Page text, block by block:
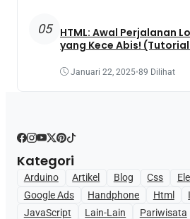
05
HTML: Awal Perjalanan
yang Kece Abis! (Tutorial
Januari 22, 2025•89 Dilihat
Kategori
Arduino Artikel Blog Css
Google Ads
Handphone Html
JavaScript
Lain-Lain Pariwisata